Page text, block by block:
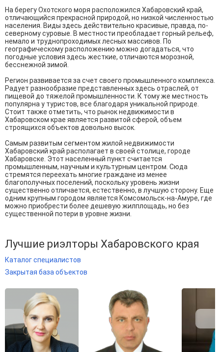
На берегу Охотского моря расположился Хабаровский край,
отличающийся прекрасной природой, но низкой численностью
населения. Виды здесь действительно красивые, правда, по-
северному суровые. В местности преобладает горный рельеф,
немало и труднопроходимых лесных массивов. По
географическому расположению можно догадаться, что
погодные условия здесь жесткие, отличаются морозной,
бесснежной зимой.
Регион развивается за счет своего промышленного комплекса.
Радует разнообразие представленных здесь отраслей, от
пищевой до тяжелой промышленности. К тому же местность
популярна у туристов, все благодаря уникальной природе.
Стоит также отметить, что рынок недвижимости в
Хабаровском крае является развитой сферой, объем
строящихся объектов довольно высок.
Самым развитым сегментом жилой недвижимости
Хабаровский край располагает в своей столице, городе
Хабаровске. Этот населенный пункт считается
промышленным, научным и культурным центром. Сюда
стремятся переехать многие граждане из менее
благополучных поселений, поскольку уровень жизни
существенно отличается, естественно, в лучшую сторону. Еще
одним крупным городом является Комсомольск-на-Амуре, где
можно приобрести более дешевую жилплощадь, но без
существенной потери в уровне жизни.
Лучшие риэлторы Хабаровского края
Каталог специалистов
Закрытая база объектов